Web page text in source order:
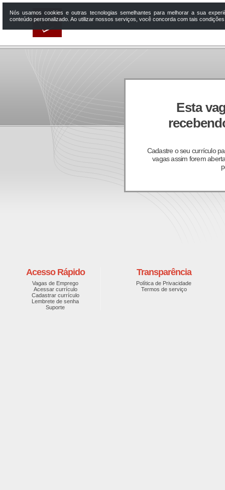
Esta
Cadastre o seu currículo
vagas assim forem
Acesso Rápido
Vagas de Emprego
Acessar currículo
Cadastrar currículo
Lembrete de senha
Suporte
Transparência
Política de Privacidade
Termos de serviço
Nós usamos cookies e outras tecnologias semelhantes para melhorar a sua
conteúdo personalizado. Ao utilizar nossos serviços, você concorda com tais